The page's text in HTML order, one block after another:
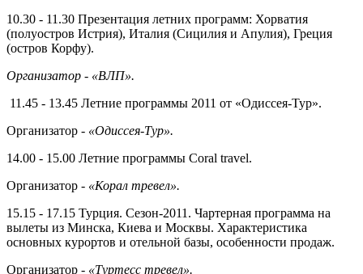
10.30 - 11.30 Презентация летних программ: Хорватия
(полуостров Истрия), Италия (Сицилия и Апулия), Греция
(остров Корфу).
Организатор - «ВЛП».
11.45 - 13.45 Летние программы 2011 от «Одиссея-Тур».
Организатор - «Одиссея-Тур».
14.00 - 15.00 Летние программы Coral travel.
Организатор - «Корал тревел».
15.15 - 17.15 Турция. Сезон-2011. Чартерная программа на
вылеты из Минска, Киева и Москвы. Характе­ристика
основных курортов и отель­ной базы, особенности продаж.
Организатор - «Туртесс тревел».